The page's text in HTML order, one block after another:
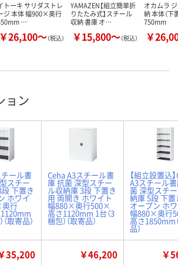
トーキ サリダストレ
ジ 本体 幅900×奥行
…
￥26,100～（税込）
YAMAZEN【組立簡単折
りたたみ式】スチール
収納 書庫 オ…
￥15,800～（税込）
オカムラ
納 本体（下
750mm
￥
ョン
ール書
スチー
下置き
ホワイ
行
（取寄品）
Ceha A3スチール書
庫 抗菌 深型スチー
ル収納庫 3段 下置き
用 両開き ホワイト
幅880×奥行500×
高さ1120mm 1台（3
梱包）（取寄品）
【組立設置込
A3スチール
菌 深型スチ
納庫 5段 下置
オープン ホ
幅880×奥行
高さ1850mm
品）
35,200 ￥46,200 ￥